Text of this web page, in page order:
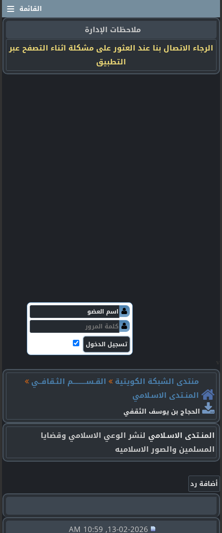
≡ القائمة
ملاحظات الإدارة
الرجاء الاتصال بنا عند العثور على مشكلة اثناء التصفح عبر
التطبيق
منتدى الشبكة الكويتية
القـســـــــــم الثـقافــي
المنـتدى الاسـلامي
الحجاج بن يوسف الثقفي
المنـتدى الاسـلامي لنشر الوعي الاسلامي وقضايا
المسلمين والصور الاسلاميه